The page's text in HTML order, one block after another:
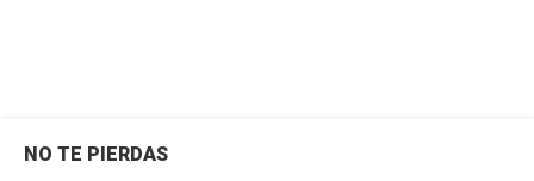
NO TE PIERDAS